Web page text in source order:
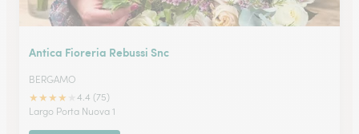
Antica Fioreria Rebussi Snc
BERGAMO
★★★★
4.4 (75)
Largo Porta Nuova 1